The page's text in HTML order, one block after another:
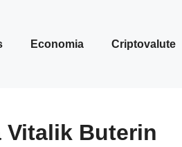
Economia Criptovalute
Vitalik Buterin